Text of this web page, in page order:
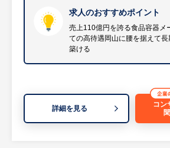
進にも注力しており、
デリング・ガイダンス）
動化、AI解析などの最新
での経験や新しい技術へ
揮してイノベーションを
・日々の経理・財務業務
・経理部門メンバー（計3
トおよび育成
等
の仕事の魅力】
・同社はプラスチック製
器を製造・販売する総合
求人のおすすめポイント
売上110億円を誇る食品容器メ
ての高待遇岡山に腰を据えて
築ける
詳細を見る
コン